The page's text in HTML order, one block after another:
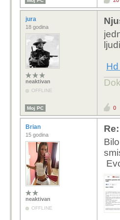
jura
18 godina
neaktivan
OFFLINE
Moj PC 0
Brian
15 godina
neaktivan
OFFLINE